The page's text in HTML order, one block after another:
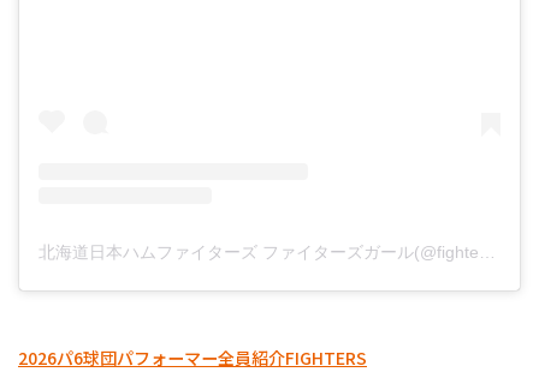
北海道日本ハムファイターズ ファイターズガール(@fightersgirl_official)がシェアした投稿
2026パ6球団パフォーマー全員紹介FIGHTERS